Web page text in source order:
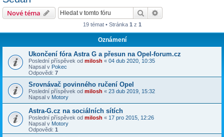
Nové téma Hledat
19 témat • Stránka 1 z 1
Oznámení
Ukončení fóra Astra G a přesun na Opel-forum.cz
Poslední příspěvek od milosh « 04 dub 2020, 10:35
Napsal v Pokec
Odpovědi: 7
Srovnávač povinného ručení Opel
Poslední příspěvek od milosh « 23 dub 2019, 15:32
Napsal v Motory
Astra-G.cz na sociálních sítích
Poslední příspěvek od milosh « 17 pro 2015, 12:26
Napsal v Motory
Odpovědi: 1